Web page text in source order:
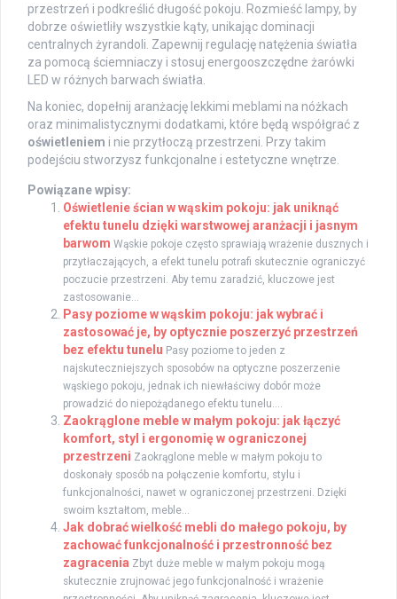
przestrzeń i podkreślić długość pokoju. Rozmieść lampy, by
dobrze oświetliły wszystkie kąty, unikając dominacji
centralnych żyrandoli. Zapewnij regulację natężenia światła
za pomocą ściemniaczy i stosuj energooszczędne żarówki
LED w różnych barwach światła.
Na koniec, dopełnij aranżację lekkimi meblami na nóżkach
oraz minimalistycznymi dodatkami, które będą współgrać z
oświetleniem i nie przytłoczą przestrzeni. Przy takim
podejściu stworzysz funkcjonalne i estetyczne wnętrze.
Powiązane wpisy:
Oświetlenie ścian w wąskim pokoju: jak uniknąć
efektu tunelu dzięki warstwowej aranżacji i jasnym
barwom Wąskie pokoje często sprawiają wrażenie dusznych i
przytłaczających, a efekt tunelu potrafi skutecznie ograniczyć
poczucie przestrzeni. Aby temu zaradzić, kluczowe jest
zastosowanie...
Pasy poziome w wąskim pokoju: jak wybrać i
zastosować je, by optycznie poszerzyć przestrzeń
bez efektu tunelu Pasy poziome to jeden z
najskuteczniejszych sposobów na optyczne poszerzenie
wąskiego pokoju, jednak ich niewłaściwy dobór może
prowadzić do niepożądanego efektu tunelu....
Zaokrąglone meble w małym pokoju: jak łączyć
komfort, styl i ergonomię w ograniczonej
przestrzeni Zaokrąglone meble w małym pokoju to
doskonały sposób na połączenie komfortu, stylu i
funkcjonalności, nawet w ograniczonej przestrzeni. Dzięki
swoim kształtom, meble...
Jak dobrać wielkość mebli do małego pokoju, by
zachować funkcjonalność i przestronność bez
zagracenia Zbyt duże meble w małym pokoju mogą
skutecznie zrujnować jego funkcjonalność i wrażenie